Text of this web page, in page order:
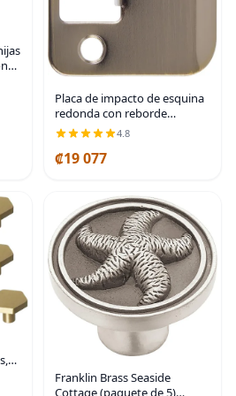
Placa de impacto de esquina
redonda con reborde
extendido, 2-1/4" x 1-1/2", (2"
de longitud total), latón
antiguo de Stone Harbor
4.8
₡19 077
Franklin Brass Seaside
Cottage (paquete de 5)